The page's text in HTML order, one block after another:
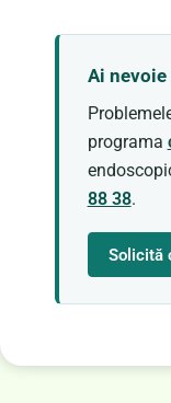
Ai
programa
88 38.
Solicită